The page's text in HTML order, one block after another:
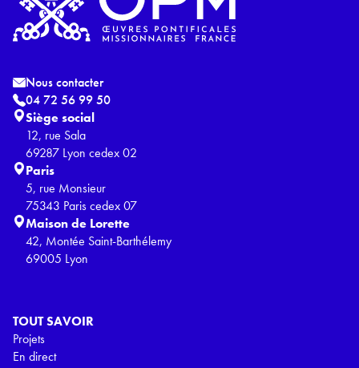
TOUT SAVOIR
Projets
En direct
Nous contacter
04 72 56 99 50
Siège social
12, rue Sala
69287 Lyon cedex 02
Paris
5, rue Monsieur
75343 Paris cedex 07
Maison de Lorette
42, Montée Saint-Barthélemy
69005 Lyon